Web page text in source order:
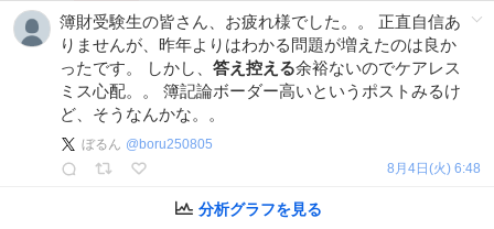
ー
ド
を
消
簿財受験生の皆さん、お疲れ様でした。。 正直自信あ
りませんが、昨年よりはわかる問題が増えたのは良か
ったです。 しかし、 答え控える余裕ないのでケアレス
ミス心配。。 簿記論ボーダー高いというポストみるけ
ど、そうなんかな。。
ぼるん @boru250805
8月4日(火) 6:48
分析グラフを見る